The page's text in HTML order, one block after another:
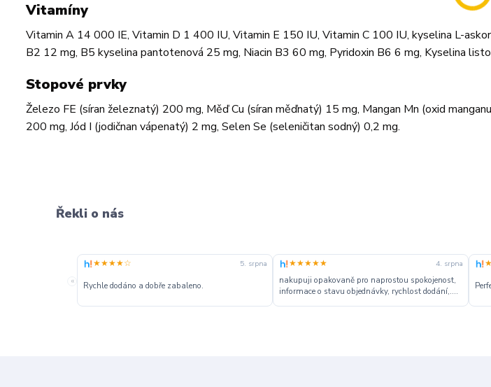
Vitamíny
Vitamin A 14 000 IE, Vitamin D 1 400 IU, Vitamin E 150 IU, Vitamin C 100 IU, kyselina L-
B2 12 mg, B5 kyselina pantotenová 25 mg, Niacin B3 60 mg, Pyridoxin B6 6 mg, Kyselina
Stopové prvky
Železo FE (síran železnatý) 200 mg, Měď Cu (síran měďnatý) 15 mg, Mangan Mn (oxid
200 mg, Jód I (jodičnan vápenatý) 2 mg, Selen Se (seleničitan sodný) 0,2 mg.
Řekli o nás
«
★★★★☆ 5. srpna
Rychle dodáno a dobře zabaleno.
★★★★★ 4. srpna
nakupuji opakovaně pro naprostou spokojenost,
informace o stavu objednávky, rychlost dodání,....